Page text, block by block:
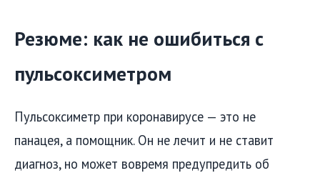
Резюме: как не ошибиться с
пульсоксиметром
Пульсоксиметр при коронавирусе — это не
панацея, а помощник. Он не лечит и не ставит
диагноз, но может вовремя предупредить об